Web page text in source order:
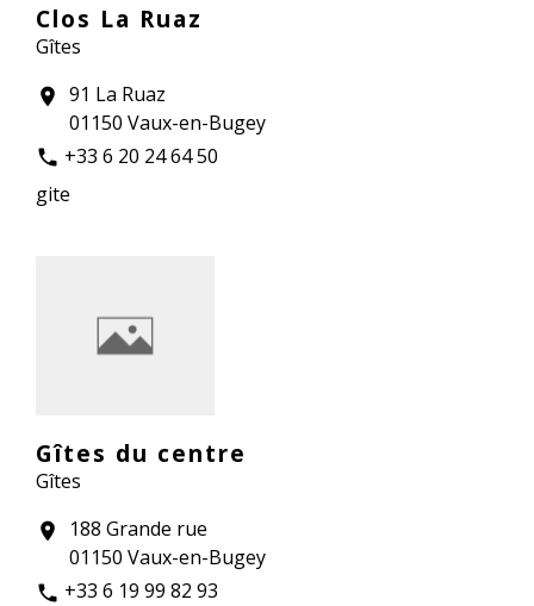
Clos La Ruaz
Gîtes
location_on 91 La Ruaz
01150 Vaux-en-Bugey
phone +33 6 20 24 64 50
gite
Gîtes du centre
Gîtes
location_on
188 Grande rue
01150 Vaux-en-Bugey
phone +33 6 19 99 82 93